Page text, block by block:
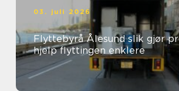
03. juli 2026
Flyttebyrå Ålesund slik gjør profesjonell
hjelp flyttingen enklere